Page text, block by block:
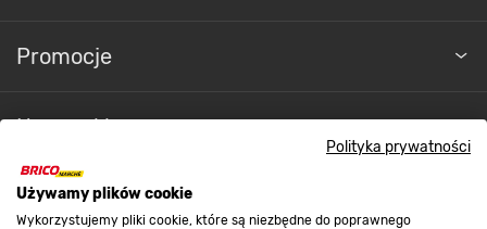
Polityka prywatności
Używamy plików cookie
Wykorzystujemy pliki cookie, które są niezbędne do poprawnego
Promocje
Nasze sklepy
O nas